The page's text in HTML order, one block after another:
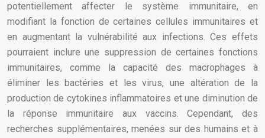
potentiellement affecter le système immunitaire, en
modifiant la fonction de certaines cellules immunitaires et
en augmentant la vulnérabilité aux infections. Ces effets
pourraient inclure une suppression de certaines fonctions
immunitaires, comme la capacité des macrophages à
éliminer les bactéries et les virus, une altération de la
production de cytokines inflammatoires et une diminution de
la réponse immunitaire aux vaccins. Cependant, des
recherches supplémentaires, menées sur des humains et à